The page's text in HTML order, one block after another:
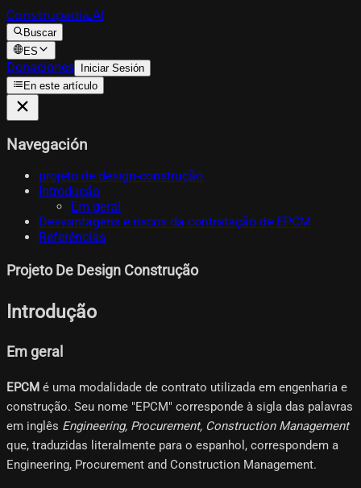
Construpedia.AI
Buscar
ES
Donaciones Iniciar Sesión
En este artículo
Navegación
projeto de design-construção
Introdução
Em geral
Desvantagens e riscos da contratação de EPCM
Referências
Projeto De Design Construção
Introdução
Em geral
EPCM é uma modalidade de contrato utilizada em engenharia e
construção. Seu nome "EPCM" corresponde à sigla das palavras
em inglês Engineering, Procurement, Construction Management
que, traduzidas literalmente para o espanhol, correspondem a
Engineering, Procurement and Construction Management.